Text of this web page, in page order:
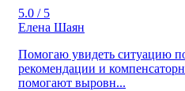
5.0 / 5
Елена Шаян
Помогаю увидеть ситуацию
рекомендации и
помогают выровн...